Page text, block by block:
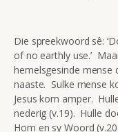
Die spreekwoord sê:
of no earthly use.’
hemelsgesinde mense
naaste. Sulke mense
Jesus kom amper.
nederig (v.19). Hulle
Hom en sy Woord